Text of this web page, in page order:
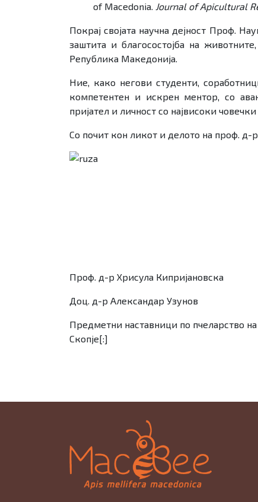
of Macedonia. Journal of Apicultural
Покрај својата научна дејност Проф.
заштита и благосостојба на
Република Македонија.
Ние, како негови студенти,
компетентен и искрен ментор, со
пријател и личност со највисоки
Со почит кон ликот и делото на проф.
Проф. д-р Хрисула Кипријановска
Доц. д-р Александар Узунов
Предметни наставници по пчеларство
Скопје[:]